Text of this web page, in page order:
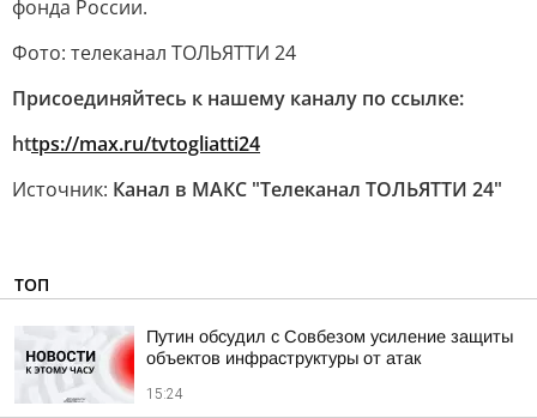
фонда России.
Фото: телеканал ТОЛЬЯТТИ 24
Присоединяйтесь к нашему каналу по ссылке:
https://max.ru/tvtogliatti24
Источник: Канал в МАКС "Телеканал ТОЛЬЯТТИ 24"
ТОП
Путин обсудил с Совбезом усиление защиты
объектов инфраструктуры от атак
15:24